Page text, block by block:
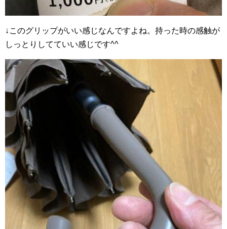
↓このグリップがいい感じなんですよね。持った時の感触が
しっとりしてていい感じです^^